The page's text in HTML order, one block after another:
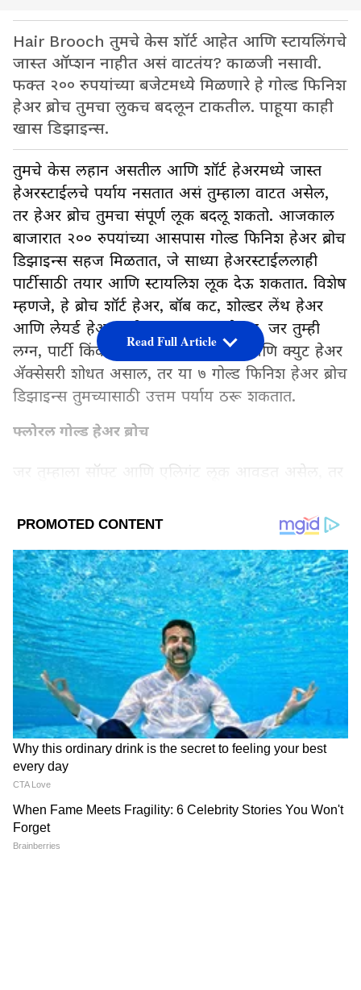
Hair Brooch तुमचे केस शॉर्ट आहेत आणि स्टायलिंगचे
जास्त ऑप्शन नाहीत असं वाटतंय? काळजी नसावी.
फक्त २०० रुपयांच्या बजेटमध्ये मिळणारे हे गोल्ड फिनिश
हेअर ब्रोच तुमचा लुकच बदलून टाकतील. पाहूया काही
खास डिझाइन्स.
तुमचे केस लहान असतील आणि शॉर्ट हेअरमध्ये जास्त
हेअरस्टाईलचे पर्याय नसतात असं तुम्हाला वाटत असेल,
तर हेअर ब्रोच तुमचा संपूर्ण लूक बदलू शकतो. आजकाल
बाजारात २०० रुपयांच्या आसपास गोल्ड फिनिश हेअर ब्रोच
डिझाइन्स सहज मिळतात, जे साध्या हेअरस्टाईललाही
पार्टीसाठी तयार आणि स्टायलिश लूक देऊ शकतात. विशेष
म्हणजे, हे ब्रोच शॉर्ट हेअर, बॉब कट, शोल्डर लेंथ हेअर
आणि लेयर्ड हेअरवरही सहज लावता येतात. जर तुम्ही
लग्न, पार्टी किंवा सणांसाठी एखादी ट्रेंडी आणि क्युट हेअर
ॲक्सेसरी शोधत असाल, तर या ७ गोल्ड फिनिश हेअर ब्रोच
डिझाइन्स तुमच्यासाठी उत्तम पर्याय ठरू शकतात.
फ्लोरल गोल्ड हेअर ब्रोच
जर तुम्हाला सॉफ्ट आणि एलिगंट लूक आवडत असेल, तर
शकतो. लहान फुलांची ही डिझाइन साईड पिन हेअरस्टाईल
लग्नसमारंभात पाहुणे म्हणून जाताना हा एक चांगला पर्याय
असू शकतो.
Read Full Article
LATEST VIDEOS
ABOUT THE AUTHOR
MDMarathi Desk 2
उपयुक्तता बातम्या